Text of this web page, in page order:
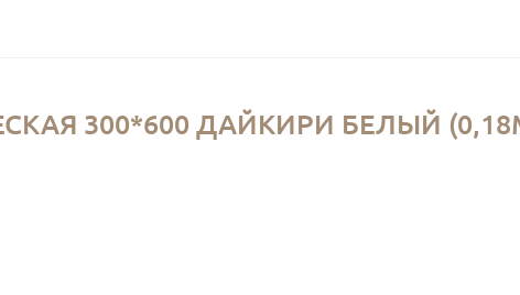
300*600 ДАЙКИРИ БЕЛЫЙ